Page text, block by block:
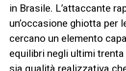
in Brasile. L’attaccante
un’occasione ghiotta per
cercano un elemento
equilibri negli ultimi
sia qualità realizzativa